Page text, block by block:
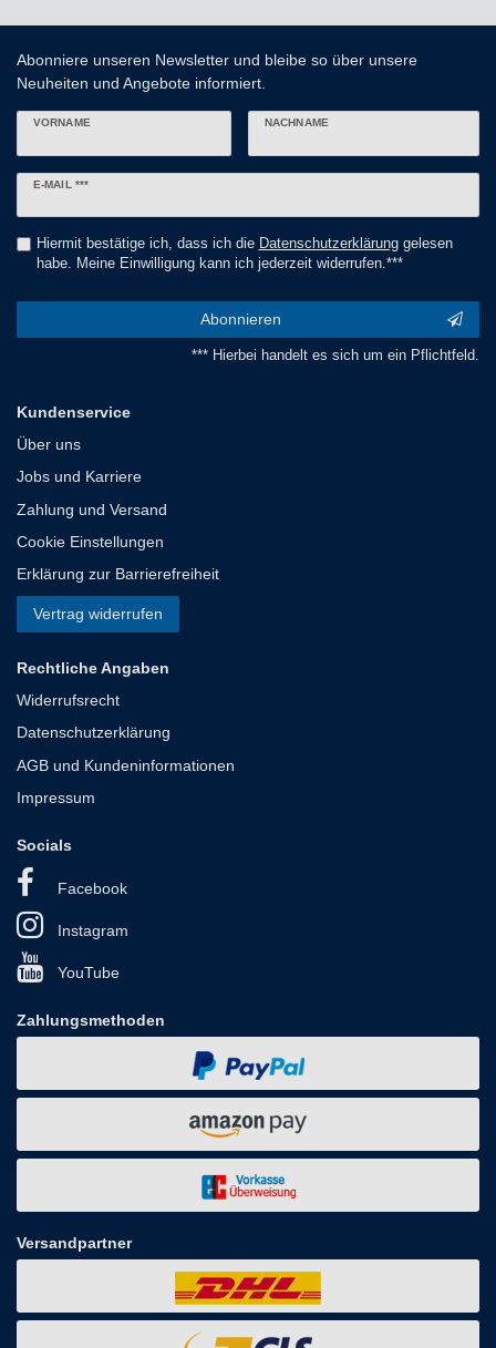
Abonniere unseren Newsletter und bleibe so über unsere
Neuheiten und Angebote informiert.
VORNAME NACHNAME
E-MAIL ***
Newsletter
Hiermit bestätige ich, dass ich die Daten­schutz­erklärunggelesen
habe. Meine Einwilligung kann ich jederzeit widerrufen.***
Abonnieren
*** Hierbei handelt es sich um ein Pflichtfeld.
Kundenservice
Über uns
Jobs und Karriere
Zahlung und Versand
Cookie Einstellungen
Erklärung zur Barrierefreiheit
Vertrag widerrufen
Rechtliche Angaben
Widerrufsrecht
Datenschutzerklärung
AGB und Kundeninformationen
Impressum
Socials
Facebook
Instagram
YouTube
Zahlungsmethoden
Versandpartner